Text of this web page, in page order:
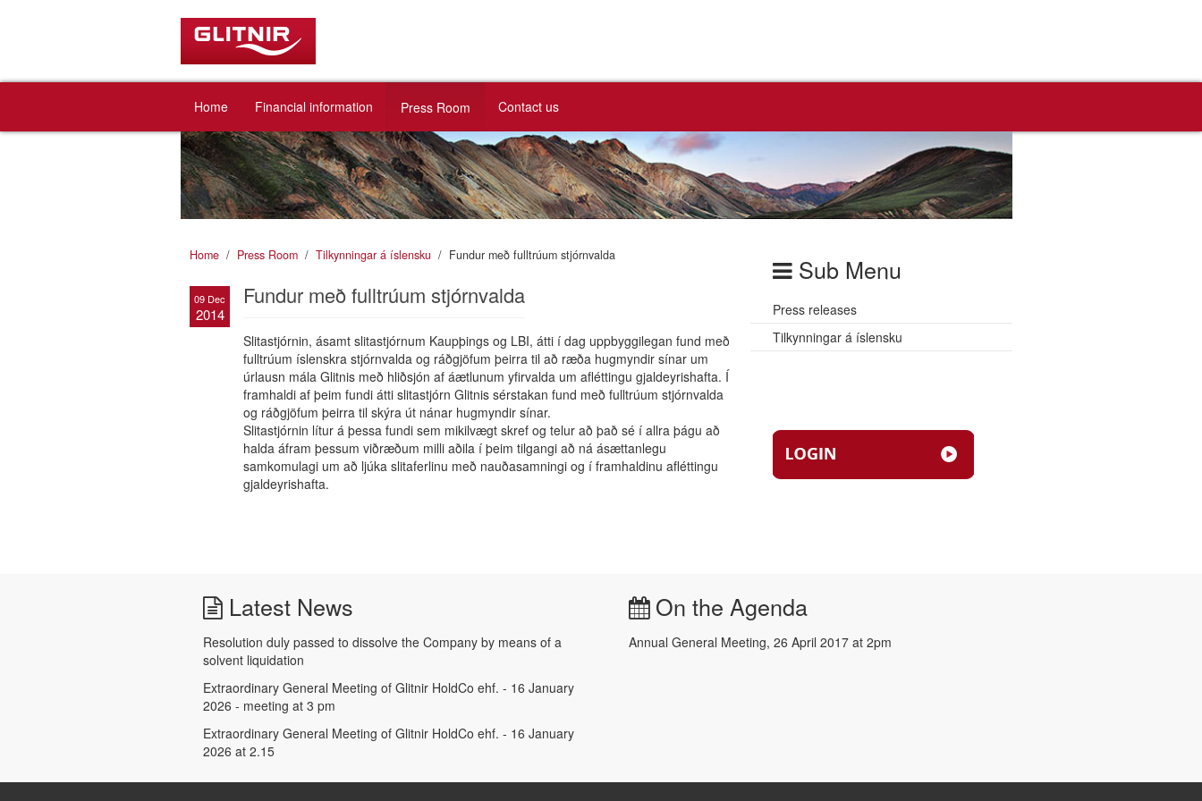
Home Financial information Press Room Contact us
Home Press Room Tilkynningar á íslensku Fundur með fulltrúum stjórnvalda
09 Dec
2014
Fundur með fulltrúum stjórnvalda
Slitastjórnin, ásamt slitastjórnum Kaupþings og LBI, átti í dag uppbyggilegan fund með
fulltrúum íslenskra stjórnvalda og ráðgjöfum þeirra til að ræða hugmyndir sínar um
úrlausn mála Glitnis með hliðsjón af áætlunum yfirvalda um afléttingu gjaldeyrishafta. Í
framhaldi af þeim fundi átti slitastjórn Glitnis sérstakan fund með fulltrúum stjórnvalda
og ráðgjöfum þeirra til skýra út nánar hugmyndir sínar.
Slitastjórnin lítur á þessa fundi sem mikilvægt skref og telur að það sé í allra þágu að
halda áfram þessum viðræðum milli aðila í þeim tilgangi að ná ásættanlegu
samkomulagi um að ljúka slitaferlinu með nauðasamningi og í framhaldinu afléttingu
gjaldeyrishafta.
Sub Menu
Press releases
Tilkynningar á íslensku
Latest News
Resolution duly passed to dissolve the Company by means of a
solvent liquidation
Extraordinary General Meeting of Glitnir HoldCo ehf. - 16 January
2026 - meeting at 3 pm
Extraordinary General Meeting of Glitnir HoldCo ehf. - 16 January
2026 at 2.15
On the Agenda
Annual General Meeting, 26 April 2017 at 2pm